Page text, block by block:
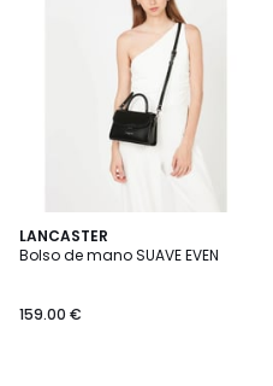
LANCASTER
Bolso de mano SUAVE EVEN
159.00 €
5
/